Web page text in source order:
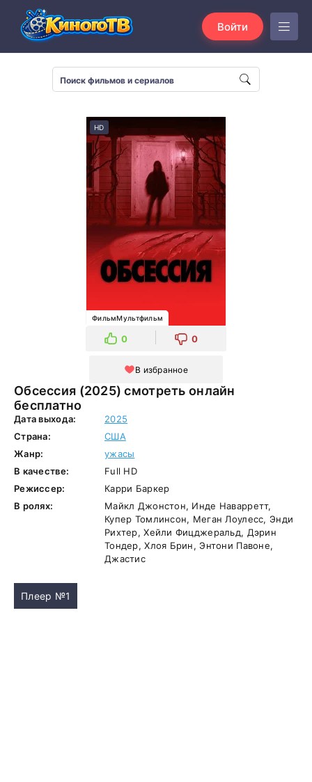
Войти
Обсессия (2025) смотреть онлайн
бесплатно
HD
ФильмМультфильм
0 0
В избранное
Дата выхода:
2025
Страна:
США
Жанр:
ужасы
В качестве:
Full HD
Режиссер:
Карри Баркер
В ролях:
Майкл Джонстон, Инде Наварретт,
Купер Томлинсон, Меган Лоулесс, Энди
Рихтер, Хейли Фицджеральд, Дэрин
Тондер, Хлоя Брин, Энтони Павоне,
Джастис
Плеер №1